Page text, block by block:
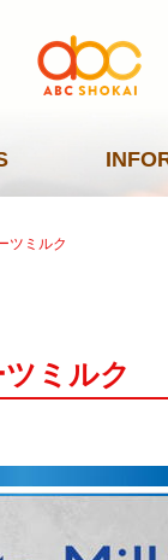
ツミルク
ミルク